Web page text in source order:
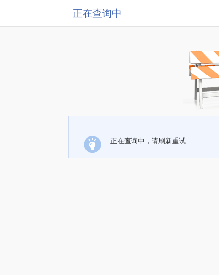
正在查询中
正在查询中，请刷新重试